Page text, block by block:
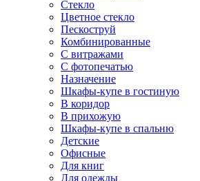
Стекло
Цветное стекло
Пескоструй
Комбинированные
С витражами
С фотопечатью
Назначение
Шкафы-купе в гостиную
В коридор
В прихожую
Шкафы-купе в спальню
Детские
Офисные
Для книг
Для одежды